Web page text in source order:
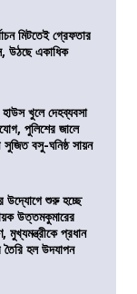
মিটতেই গ্রেফতার
উঠছে একাধিক
হাউস খুলে দেহব্যবসা
পুলিশের জালে
সুজিত বসু-ঘনিষ্ঠ সায়ন
উদ্যোগে শুরু হচ্ছে
উত্তমকুমারের
মুখ্যমন্ত্রীকে প্রধান
হল উদযাপন